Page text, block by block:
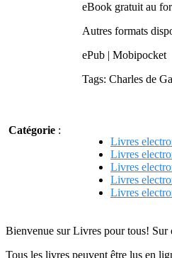
eBook gratuit au
Autres formats
ePub | Mobipocket
Tags: Charles de
Catégorie :
Livres
Livres
Livres
Livres
Livres
Bienvenue sur Livres pour tous! Sur
Tous les livres peuvent être lus en